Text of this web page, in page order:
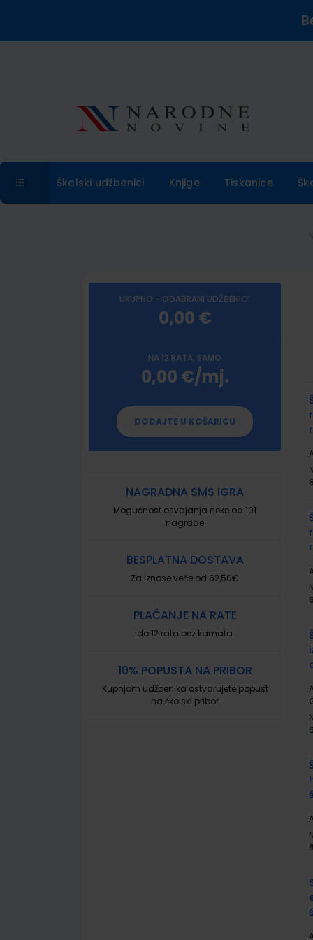
Školski udžbenici Knjige Tiskanice
UKUPNO - ODABRANI UDŽBENICI
0,00 €
NA 12 RATA, SAMO
0,00 €/mj.
DODAJTE U KOŠARICU
NAGRADNA SMS IGRA
Mogućnost osvajanja neke od 101
nagrade
BESPLATNA DOSTAVA
Za iznose veće od 62,50€
PLAĆANJE NA RATE
do 12 rata bez kamata
10% POPUSTA NA PRIBOR
Kupnjom udžbenika ostvarujete popust
na školski pribor